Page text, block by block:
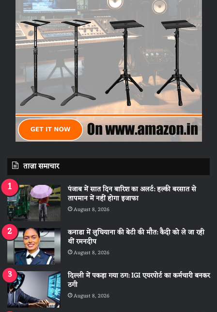
ताज़ा समाचार
पंजाब में सात दिन बारिश का अलर्ट: हल्की बरसात से
तापमान में नहीं होगा इजाफा
August 8, 2026
कनाडा में लुधियाना की बेटी की माैत: कैदी को ले जा रही
थीं रमनदीप
August 8, 2026
दिल्ली में पकड़ा गया ठग: IGI एयरपोर्ट का कर्मचारी बनकर
ठगी
August 8, 2026